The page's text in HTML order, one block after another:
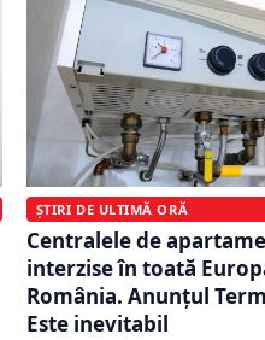
ȘTIRI DE ULTIMĂ ORĂ
Centralele de
interzise în toată
România. Anunțul
Este inevitabil